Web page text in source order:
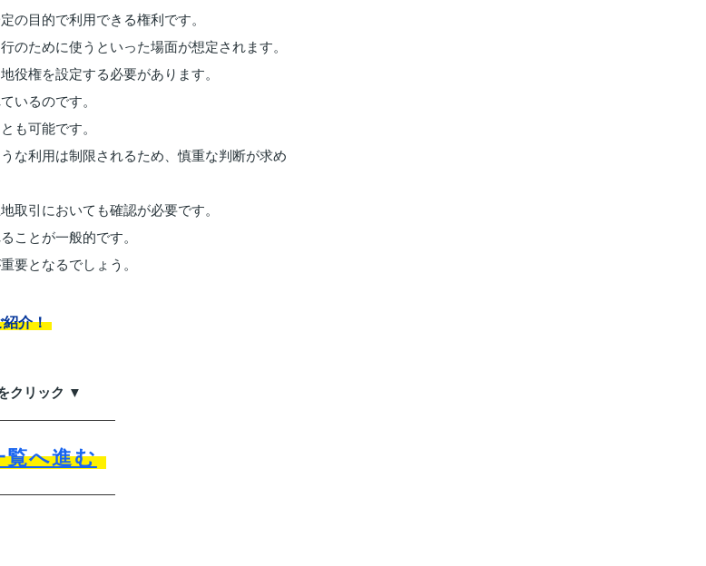
の目的で利用できる権利です。
のために使うといった場面が想定されます。
役権を設定する必要があります。
いるのです。
も可能です。
な利用は制限されるため、慎重な判断が求め
取引においても確認が必要です。
ことが一般的です。
要となるでしょう。
紹介！
クリック ▼
覧へ進む